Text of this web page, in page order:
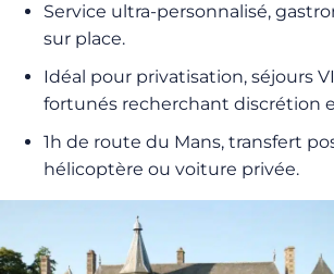
Service ultra-personnalisé,
sur place.
Idéal pour privatisation, séjours
fortunés recherchant discrétion
1h de route du Mans, transfert
hélicoptère ou voiture privée.